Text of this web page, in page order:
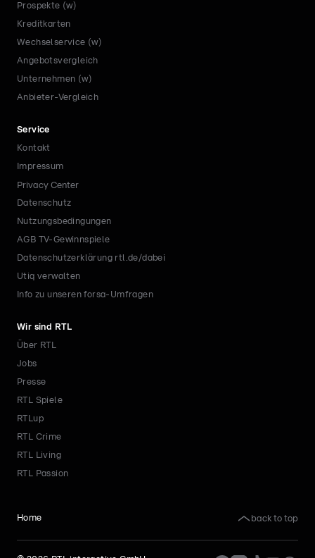
Prospekte (w)
Kreditkarten
Wechselservice (w)
Angebotsvergleich
Unternehmen (w)
Anbieter-Vergleich
Service
Kontakt
Impressum
Privacy Center
Datenschutz
Nutzungsbedingungen
AGB TV-Gewinnspiele
Datenschutzerklärung rtl.de/dabei
Utiq verwalten
Info zu unseren forsa-Umfragen
Wir sind RTL
Über RTL
Jobs
Presse
RTL Spiele
RTLup
RTL Crime
RTL Living
RTL Passion
Home back to top